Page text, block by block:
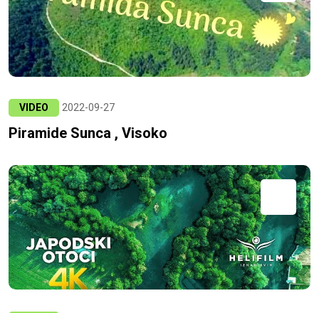
VIDEO 2022-09-27
Piramide Sunca , Visoko